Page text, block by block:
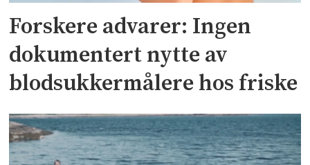
Forskere advarer: Ingen
dokumentert nytte av
blodsukkermålere hos friske